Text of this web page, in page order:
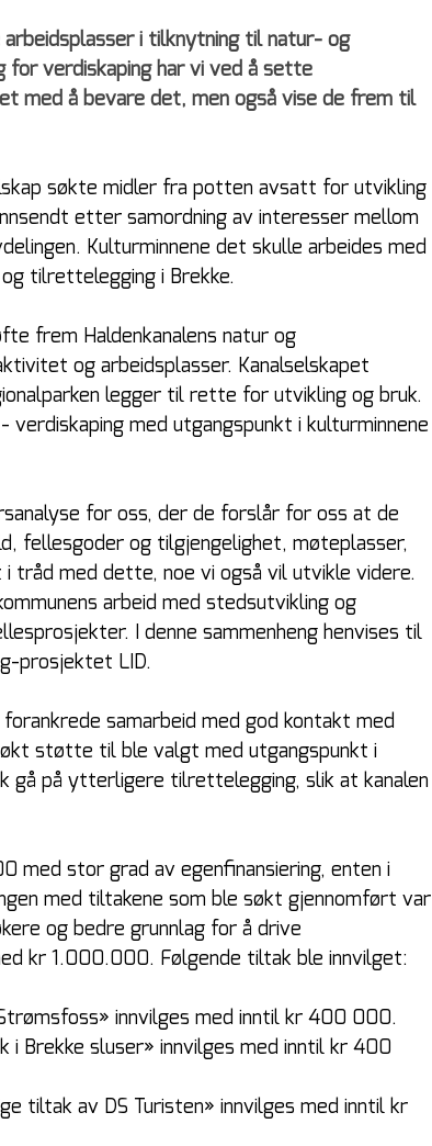
arbeidsplasser i tilknytning til natur- og
for verdiskaping har vi ved å sette
med å bevare det, men også vise de frem til
søkte midler fra potten avsatt for utvikling
etter samordning av interesser mellom
Kulturminnene det skulle arbeides med
tilrettelegging i Brekke.
frem Haldenkanalens natur og
og arbeidsplasser. Kanalselskapet
legger til rette for utvikling og bruk.
med utgangspunkt i kulturminnene
for oss, der de forslår for oss at de
fellesgoder og tilgjengelighet, møteplasser,
tråd med dette, noe vi også vil utvikle videre.
arbeid med stedsutvikling og
I denne sammenheng henvises til
prosjektet LID.
samarbeid med god kontakt med
støtte til ble valgt med utgangspunkt i
gå på ytterligere tilrettelegging, slik at kanalen
med stor grad av egenfinansiering, enten i
med tiltakene som ble søkt gjennomført var
og bedre grunnlag for å drive
kr 1.000.000. Følgende tiltak ble innvilget:
innvilges med inntil kr 400 000.
Brekke sluser» innvilges med inntil kr 400
tiltak av DS Turisten» innvilges med inntil kr